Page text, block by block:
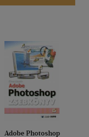
Adobe Photoshop